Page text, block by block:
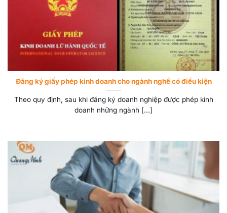
Đăng ký giấy phép kinh doanh cho ngành nghề có điều kiện
Theo quy định, sau khi đăng ký doanh nghiệp được phép kinh
doanh những ngành [...]